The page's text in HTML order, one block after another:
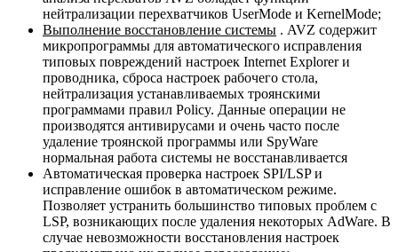
нейтрализации перехватчиков UserMode и KernelMode;
Выполнение восстановление системы . AVZ содержит
микропрограммы для автоматического исправления
типовых повреждений настроек Internet Explorer и
проводника, сброса настроек рабочего стола,
нейтрализация устанавливаемых троянскими
программами правил Policy. Данные операции не
производятся антивирусами и очень часто после
удаление троянской программы или SpyWare
нормальная работа системы не восстанавливается
Автоматическая проверка настроек SPI/LSP и
исправление ошибок в автоматическом режиме.
Позволяет устранить большинство типовых проблем с
LSP, возникающих после удаления некоторых AdWare. В
случае невозможности восстановления настроек